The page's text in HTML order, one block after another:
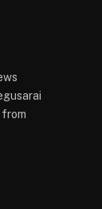
from